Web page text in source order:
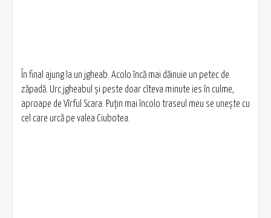
În final ajung la un jgheab. Acolo încă mai dăinuie un petec de
zăpadă. Urc jgheabul și peste doar cîteva minute ies în culme,
aproape de Vîrful Scara. Puțin mai încolo traseul meu se unește cu
cel care urcă pe valea Ciubotea.